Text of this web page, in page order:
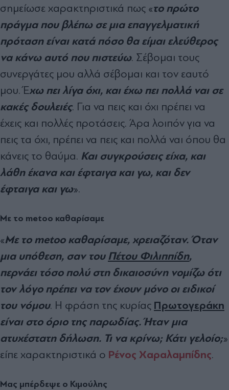
σημείωσε χαρακτηριστικά πως «το πρώτο
πράγμα που βλέπω σε μια επαγγελματική
πρόταση είναι κατά πόσο θα είμαι ελεύθερος
να κάνω αυτό που πιστεύω. Σέβομαι τους
συνεργάτες μου αλλά σέβομαι και τον εαυτό
μου. Έχω πει λίγα όχι, και έχω πει πολλά ναι σε
κακές δουλειές. Για να πεις και όχι πρέπει να
έχεις και πολλές προτάσεις. Άρα λοιπόν για να
πεις τα όχι, πρέπει να πεις και πολλά ναι όπου θα
κάνεις το θαύμα. Και συγκρούσεις είχα, και
λάθη έκανα και έφταιγα και γω, και δεν
έφταιγα και γω».
Με το metoo καθαρίσαμε
«Με το metoo καθαρίσαμε, χρειαζόταν. Όταν
μια υπόθεση, σαν τουΠέτου Φιλιππίδη,
περνάει τόσο πολύ στη δικαιοσύνη νομίζω ότι
τον λόγο πρέπει να τον έχουν μόνο οι ειδικοί
του νόμου. Η φράση της κυρίας Πρωτογεράκη
είναι στο όριο της παρωδίας. Ήταν μια
ατυχέστατη δήλωση. Τι να κρίνω; Κάτι γελοίο;»
είπε χαρακτηριστικά ο Ρένος Χαραλαμπίδης.
Μας μπέρδεψε ο Κιμούλης